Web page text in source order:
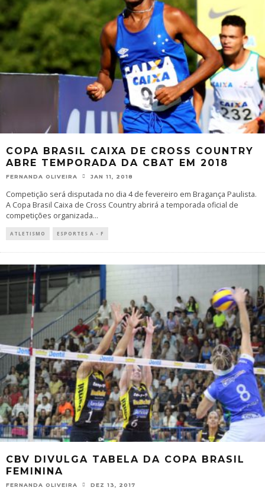
COPA BRASIL CAIXA DE CROSS COUNTRY
ABRE TEMPORADA DA CBAT EM 2018
FERNANDA OLIVEIRA JAN 11, 2018
Competição será disputada no dia 4 de fevereiro em Bragança Paulista.
A Copa Brasil Caixa de Cross Country abrirá a temporada oficial de
competições organizada...
ATLETISMO ESPORTES A - F
CBV DIVULGA TABELA DA COPA BRASIL
FEMININA
FERNANDA OLIVEIRA DEZ 13, 2017